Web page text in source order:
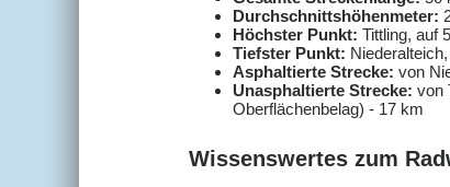
Durchschnittshöhenmeter:
Höchster Punkt: Tittling, auf
Tiefster Punkt:
Asphaltierte Strecke: von
Unasphaltierte Strecke: von
Oberflächenbelag) - 17 km
Wissenswertes zum